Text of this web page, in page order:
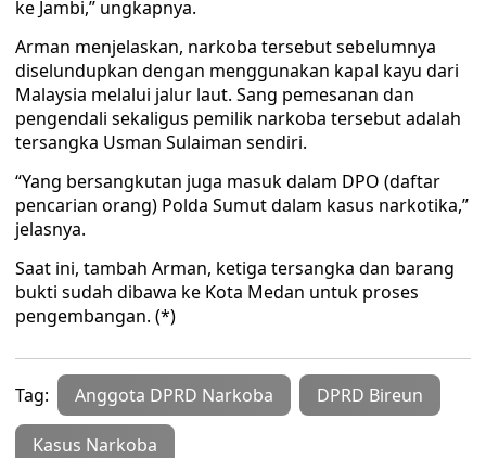
ke Jambi,” ungkapnya.
Arman menjelaskan, narkoba tersebut sebelumnya
diselundupkan dengan menggunakan kapal kayu dari
Malaysia melalui jalur laut. Sang pemesanan dan
pengendali sekaligus pemilik narkoba tersebut adalah
tersangka Usman Sulaiman sendiri.
“Yang bersangkutan juga masuk dalam DPO (daftar
pencarian orang) Polda Sumut dalam kasus narkotika,”
jelasnya.
Saat ini, tambah Arman, ketiga tersangka dan barang
bukti sudah dibawa ke Kota Medan untuk proses
pengembangan. (*)
Tag: Anggota DPRD Narkoba DPRD Bireun
Kasus Narkoba